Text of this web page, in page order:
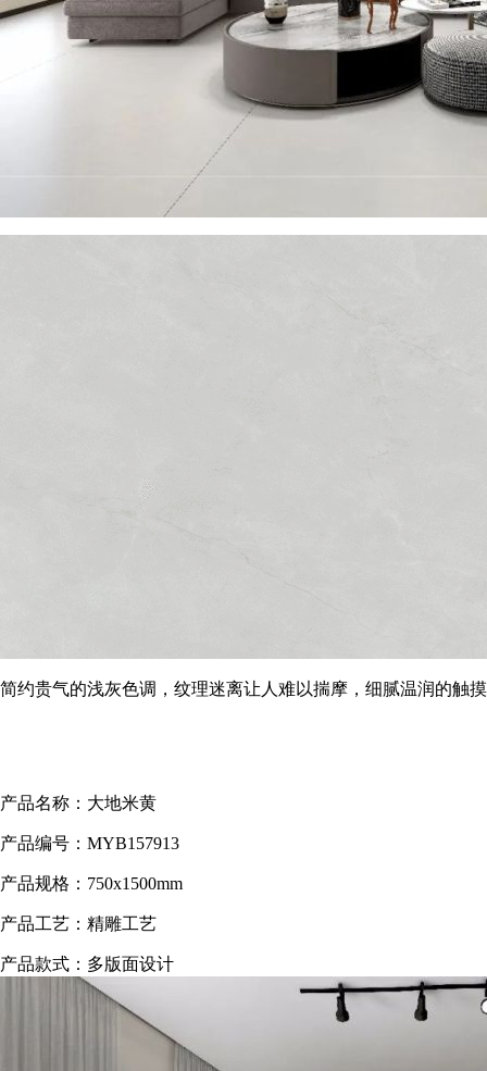
简约贵气的浅灰色调，纹理迷离让人难以揣摩，细腻温润的触
产品名称：大地米黄
产品编号：MYB157913
产品规格：750x1500mm
产品工艺：精雕工艺
产品款式：多版面设计